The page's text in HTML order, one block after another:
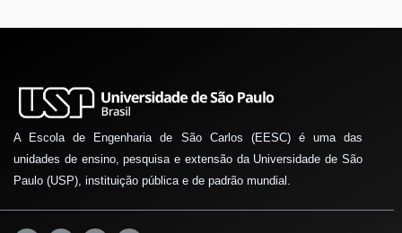
A Escola de Engenharia de São Carlos (EESC) é uma das
unidades de ensino, pesquisa e extensão da Universidade de São
Paulo (USP), instituição pública e de padrão mundial.